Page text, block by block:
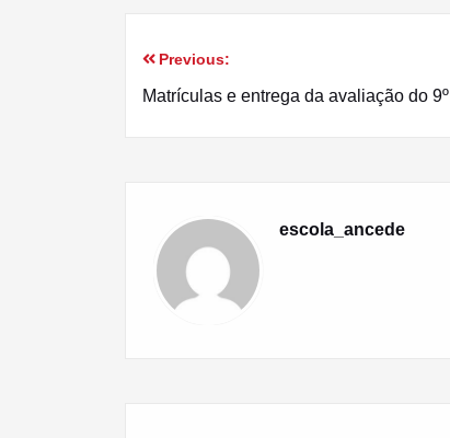
Navegação
Previous:
Matrículas e entrega da avaliação do
escola_ancede